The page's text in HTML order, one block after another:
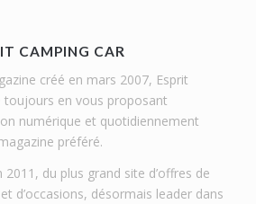
CAMPING CAR
créé en mars 2007, Esprit
toujours en vous proposant
numérique et quotidiennement
préféré.
du plus grand site d’offres de
d’occasions, désormais leader dans